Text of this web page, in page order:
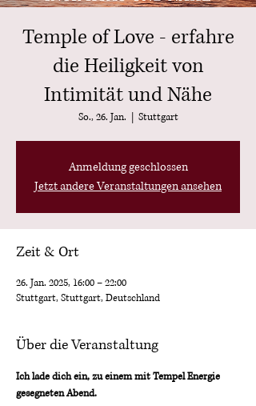
Temple of Love - erfahre
die Heiligkeit von
Intimität und Nähe
So., 26. Jan. Stuttgart
Anmeldung geschlossen
Jetzt andere Veranstaltungen ansehen
Zeit & Ort
26. Jan. 2025, 16:00 – 22:00
Stuttgart, Stuttgart, Deutschland
Über die Veranstaltung
Ich lade dich ein, zu einem mit Tempel Energie
gesegneten Abend.